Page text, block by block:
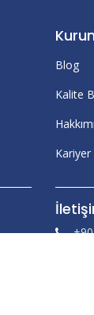
Blog
Kalite
Kariyer